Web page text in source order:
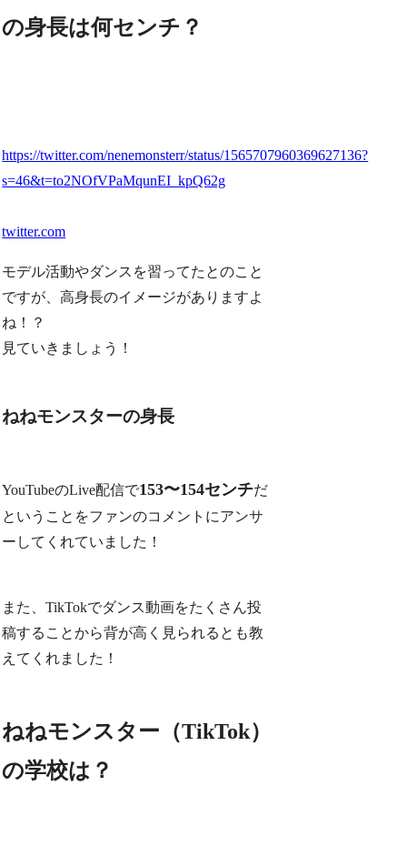
の身長は何センチ？
https://twitter.com/nenemonsterr/status/1565707960369627136?
s=46&t=to2NOfVPaMqunEI_kpQ62g
twitter.com
モデル活動やダンスを習ってたとのこと
ですが、高身長のイメージがありますよ
ね！？
見ていきましょう！
ねねモンスターの身長
YouTubeのLive配信で153〜154センチだ
ということをファンのコメントにアンサ
ーしてくれていました！
また、TikTokでダンス動画をたくさん投
稿することから背が高く見られる とも教
えてくれました！
ねねモンスター（TikTok）
の学校は？